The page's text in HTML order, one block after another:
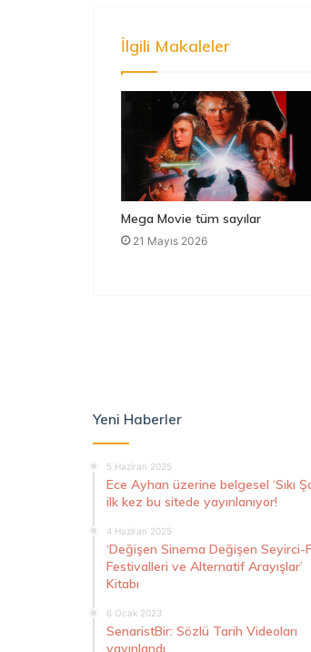
İlgili Makaleler
Mega Movie tüm sayılar
21 Mayıs 2026
Yeni Haberler
5 Haziran 2025
Ece Ayhan üzerine belgesel ‘Sıkı
ilk kez bu sitede yayınlanıyor!
4 Haziran 2025
‘Değişen Sinema Değişen Seyirci-
Festivalleri ve Alternatif Arayışlar’
Kitabı
6 Ocak 2023
SenaristBir: Sözlü Tarih Videoları
yayınlandı